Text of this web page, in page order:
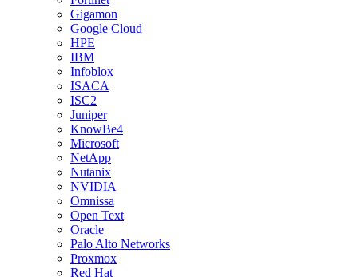
Gigamon
Google Cloud
HPE
IBM
Infoblox
ISACA
ISC2
Juniper
KnowBe4
Microsoft
NetApp
Nutanix
NVIDIA
Omnissa
Open Text
Oracle
Palo Alto Networks
Proxmox
Red Hat